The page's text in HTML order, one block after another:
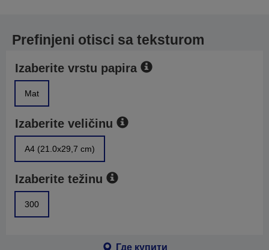
Prefinjeni otisci sa teksturom
Izaberite vrstu papira
Mat
Izaberite veličinu
A4 (21.0x29,7 cm)
Izaberite težinu
300
Где купити